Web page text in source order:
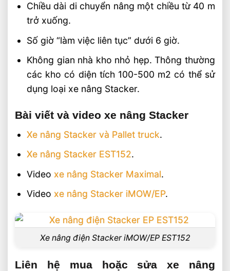
Chiều dài di chuyển nâng một chiều từ 40 m
trở xuống.
Số giờ “làm việc liên tục” dưới 6 giờ.
Không gian nhà kho nhỏ hẹp. Thông thường
các kho có diện tích 100-500 m2 có thể sử
dụng loại xe nâng Stacker.
Bài viết và video xe nâng Stacker
Xe nâng Stacker và Pallet truck.
Xe nâng Stacker EST152.
Video xe nâng Stacker Maximal.
Video xe nâng Stacker iMOW/EP.
Xe nâng điện Stacker iMOW/EP EST152
Liên hệ mua hoặc sửa xe nâng